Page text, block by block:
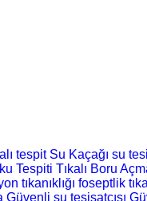
tespit Su Kaçağı su
Tespiti Tıkalı Boru
tıkanıklığı foseptlik
Güvenli su tesisatçısı